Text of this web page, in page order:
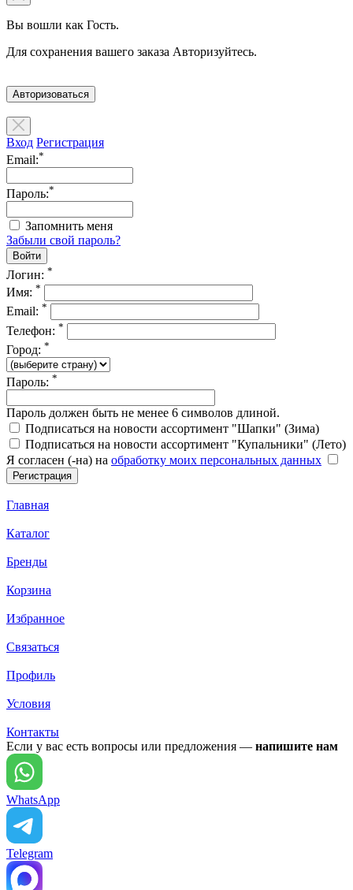
Вы вошли как Гость.
Для сохранения вашего заказа Авторизуйтесь.
Авторизоваться
Вход Регистрация
Email:*
Пароль:*
Запомнить меня
Забыли свой пароль?
Логин: *
Имя: *
Email: *
Телефон: *
Город: *
Пароль: *
Пароль должен быть не менее 6 символов длиной.
Подписаться на новости ассортимент "Шапки" (Зима)
Подписаться на новости ассортимент "Купальники" (Лето)
Я согласен (-на) на обработку моих персональных данных
Главная
Каталог
Бренды
Корзина
Избранное
Связаться
Профиль
Условия
Контакты
Если у вас есть вопросы или предложения — напишите нам
WhatsApp
Telegram